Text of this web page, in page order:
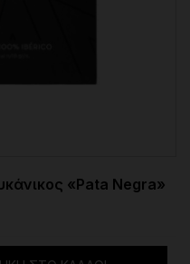
«Pata Negra»